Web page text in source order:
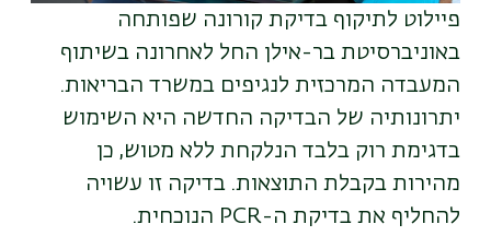
פיילוט לתיקוף בדיקת קורונה שפותחה
באוניברסיטת בר-אילן החל לאחרונה בשיתוף
המעבדה המרכזית לנגיפים במשרד הבריאות.
יתרונותיה של הבדיקה החדשה היא השימוש
בדגימת רוק בלבד הנלקחת ללא מטוש, כן
מהירות בקבלת התוצאות. בדיקה זו עשויה
להחליף את בדיקת ה-PCR הנוכחית.